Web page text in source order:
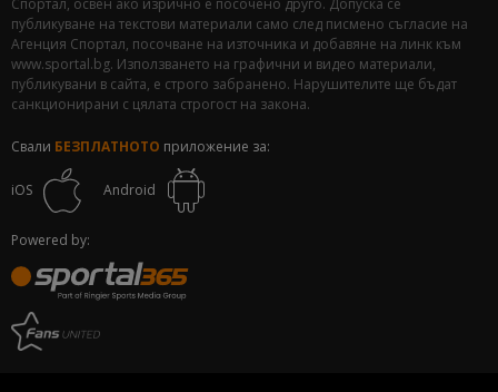
Спортал, освен ако изрично е посочено друго. Допуска се
публикуване на текстови материали само след писмено съгласие на
Агенция Спортал, посочване на източника и добавяне на линк към
www.sportal.bg. Използването на графични и видео материали,
публикувани в сайта, е строго забранено. Нарушителите ще бъдат
санкционирани с цялата строгост на закона.
Свали БЕЗПЛАТНОТО приложение за:
iOS Android
Powered by: